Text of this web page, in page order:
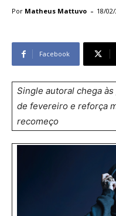
Por Matheus Mattuvo - 18/
Facebook
Single autoral chega
de fevereiro e reforça
recomeço